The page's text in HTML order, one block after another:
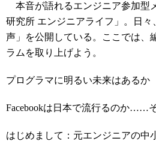
本音が語れるエンジニア参加型
研究所 エンジニアライフ」。日
声」を公開している。ここでは、
ラムを取り上げよう。
プログラマに明るい未来はあるか
Facebookは日本で流行るのか……
はじめまして：元エンジニアの中